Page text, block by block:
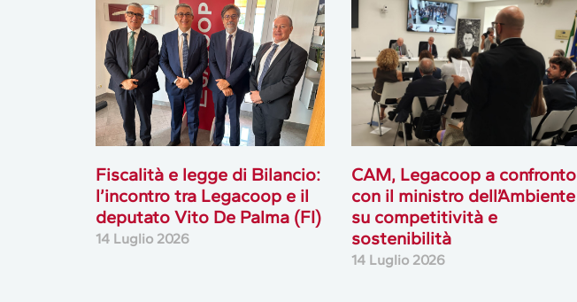
Fiscalità e legge di Bilancio:
l’incontro tra Legacoop e il
deputato Vito De Palma (FI)
14 Luglio 2026
CAM, Legacoop a confronto
con il ministro dell’Ambiente
su competitività e
sostenibilità
14 Luglio 2026